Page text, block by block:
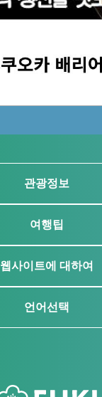
관광정보
여행팁
웹사이트에 대하여
언어선택